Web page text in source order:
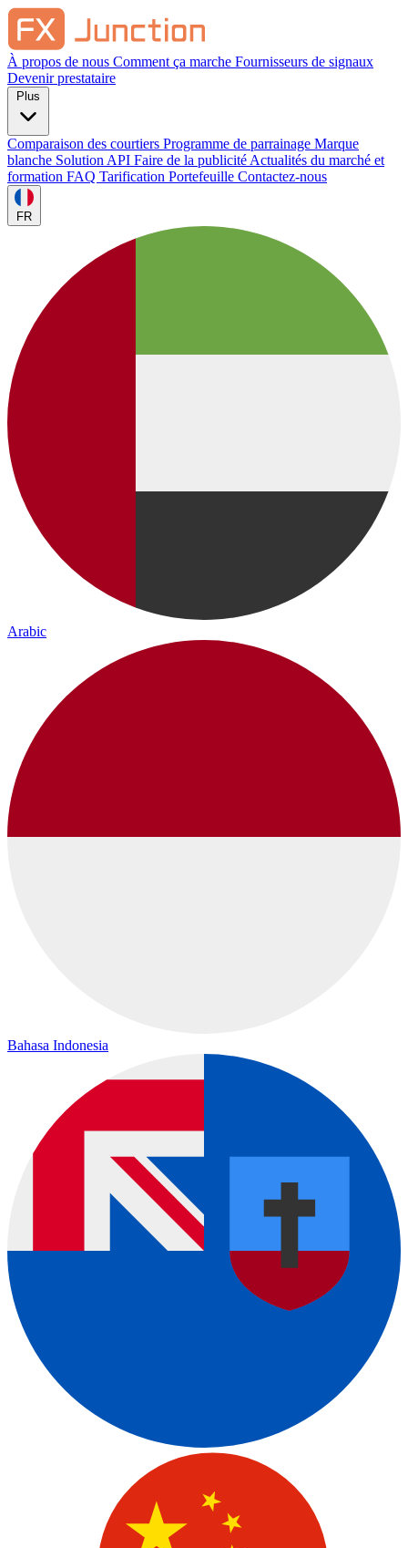
À propos de nous Comment ça marche Fournisseurs de signaux
Devenir prestataire
Comparaison des courtiers Programme de parrainage Marque
blanche Solution API Faire de la publicité Actualités du marché et
formation FAQ Tarification Portefeuille Contactez-nous
FR
Arabic
Bahasa Indonesia